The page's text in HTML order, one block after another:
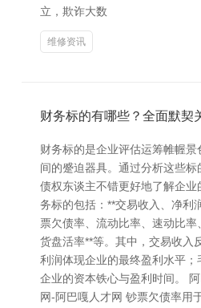
立，欺诈大数
维修资讯
财务标的有哪些？全面默契
财务标的是企业评估运筹帷幄
间的蹙迫器具。通过分析这些
债权东谈主不错更好地了解企
务标的包括：**交易收入、净利
票欠债率、流动比率、速动比
货盘活率**等。其中，交易收入
利润体现企业的最终盈利水平；
企业的资本铁心与盈利时间。
网-阿巴嘎人才网 钞票欠债率用